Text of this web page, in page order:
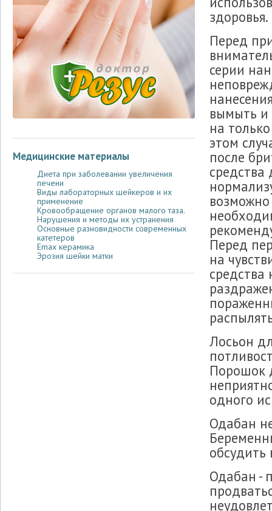
Медицинские материалы
Диета при заболевании увеличения
печени
Виды лабораторных шейкеров и их
применение
Кровообращение органов малого таза.
Нарушения и методы их устранения
Основные разновидности современных
катетеров
Emax керамика
Эрозия шейки матки
здоровья.
Перед
серии
вымыть и
на
этом
после
Перед
на
средства
Лосьон
Порошок
одного
Одабан
обсудить
Одабан -